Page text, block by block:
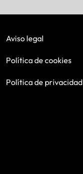
Aviso legal
Política de cookies
Política de privacidad